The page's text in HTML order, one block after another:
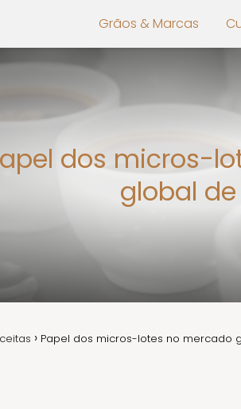
Grãos & Marcas
dos micros-
global
Papel dos micros-lotes no mercado